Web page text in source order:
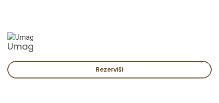
Umag
Rezerviši